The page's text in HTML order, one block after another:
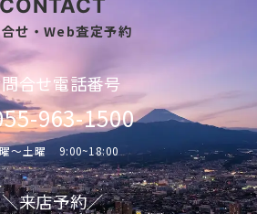
CONTACT
せ・Web査定予約
合せ電話番号
963-1500
～土曜 9:00~18:00
＼来店予約／